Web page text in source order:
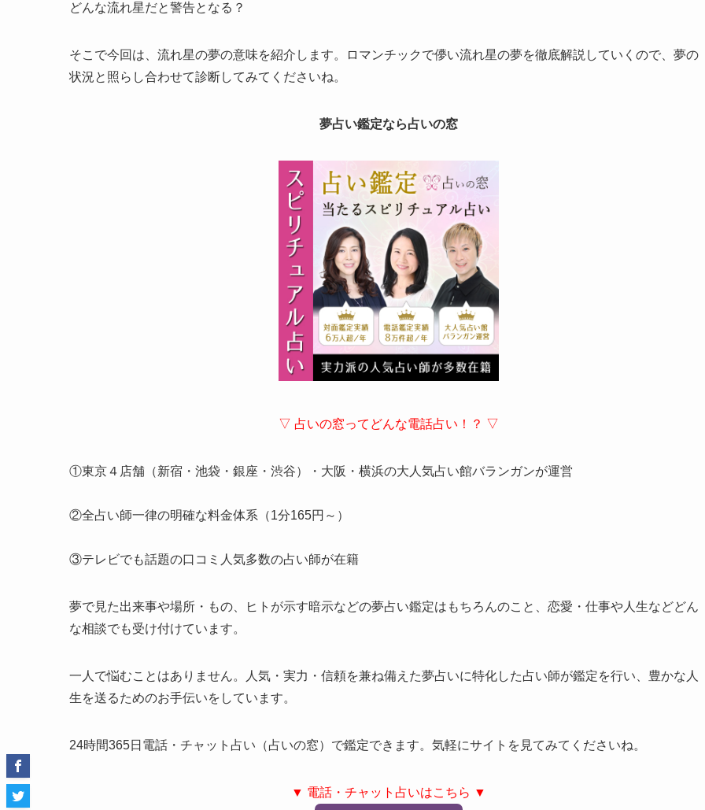
どんな流れ星だと警告となる？
そこで今回は、流れ星の夢の意味を紹介します。ロマンチックで儚い流れ星の夢を徹底解説していくので、夢の
状況と照らし合わせて診断してみてくださいね。
夢占い鑑定なら占いの窓
▽ 占いの窓ってどんな電話占い！？ ▽
①東京４店舗（新宿・池袋・銀座・渋谷）・大阪・横浜の大人気占い館バランガンが運営
②全占い師一律の明確な料金体系（1分165円～）
③テレビでも話題の口コミ人気多数の占い師が在籍
夢で見た出来事や場所・もの、ヒトが示す暗示などの夢占い鑑定はもちろんのこと、恋愛・仕事や人生などどん
な相談でも受け付けています。
一人で悩むことはありません。人気・実力・信頼を兼ね備えた夢占いに特化した占い師が鑑定を行い、豊かな人
生を送るためのお手伝いをしています。
24時間365日電話・チャット占い（占いの窓）で鑑定できます。気軽にサイトを見てみてくださいね。
▼ 電話・チャット占いはこちら ▼